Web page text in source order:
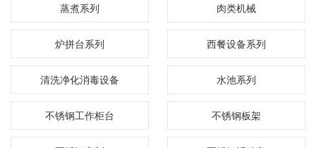
蒸煮系列 肉类机械
炉拼台系列 西餐设备系列
清洗净化消毒设备 水池系列
不锈钢工作柜台 不锈钢板架